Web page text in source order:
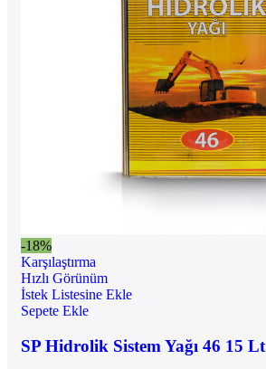
-18%
Karşılaştırma
Hızlı Görünüm
İstek Listesine Ekle
Sepete Ekle
SP Hidrolik Sistem Yağı 46 15 Lt